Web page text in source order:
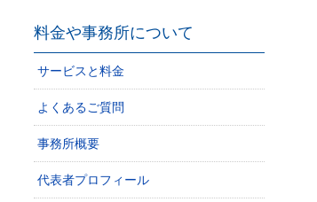
料金や事務所について
サービスと料金
よくあるご質問
事務所概要
代表者プロフィール